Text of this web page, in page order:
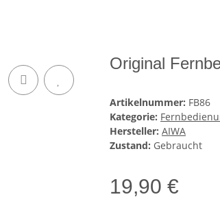
Original
Artikelnummer: FB86
Kategorie:
Hersteller: AIWA
Zustand: Gebraucht
19,90 €